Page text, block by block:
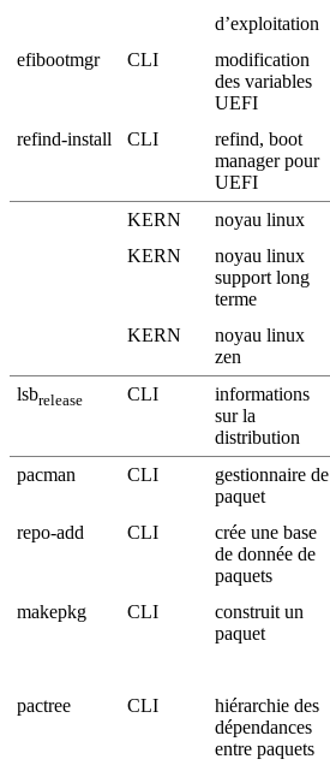
d’exploitation
efibootmgr
CLI
modification
des variables
UEFI
refind-install CLI
refind, boot
manager pour
UEFI
KERN noyau linux
KERN
noyau linux
support long
terme
KERN
noyau linux
zen
lsbrelease CLI
informations
sur la
distribution
pacman CLI
gestionnaire de
paquet
repo-add CLI
crée une base
de donnée de
paquets
makepkg CLI
construit un
paquet
pactree CLI
hiérarchie des
dépendances
entre paquets